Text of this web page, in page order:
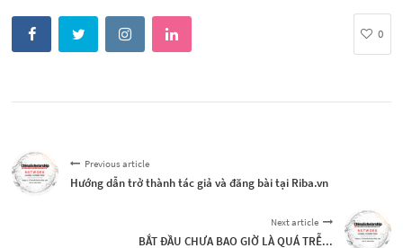
0
Previous article
Hướng dẫn trở thành tác giả và đăng bài tại Riba.vn
Next article
BẮT ĐẦU CHƯA BAO GIỜ LÀ QUÁ TRỄ...